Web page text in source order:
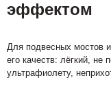
эффектом
Для подвесных мостов
его качеств: лёгкий, не
ультрафиолету,